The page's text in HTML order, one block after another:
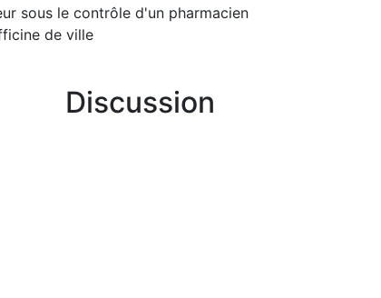
sous le contrôle d'un pharmacien
de ville
Discussion